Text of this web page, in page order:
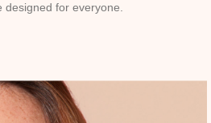
designed for everyone.